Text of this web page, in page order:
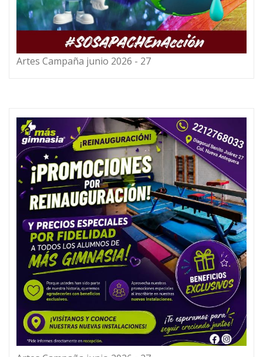
Artes Campaña junio 2026 - 27